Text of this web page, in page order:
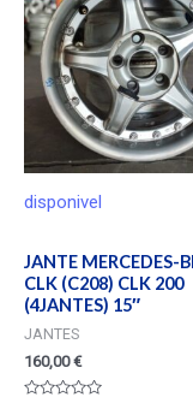
disponivel
JANTE MERCEDES-
CLK (C208) CLK 200
(4JANTES) 15″
JANTES
160,00€